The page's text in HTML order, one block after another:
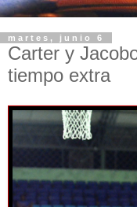
martes, junio 6
Carter y
tiempo extra